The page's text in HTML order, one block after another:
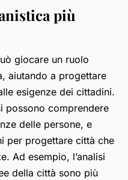
più
giocare un ruolo
aiutando a progettare
esigenze dei cittadini.
possono comprendere
delle persone, e
per progettare città che
Ad esempio, l’analisi
della città sono più